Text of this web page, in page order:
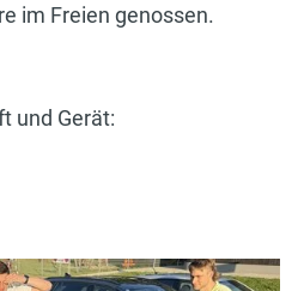
im Freien genossen.
und Gerät: